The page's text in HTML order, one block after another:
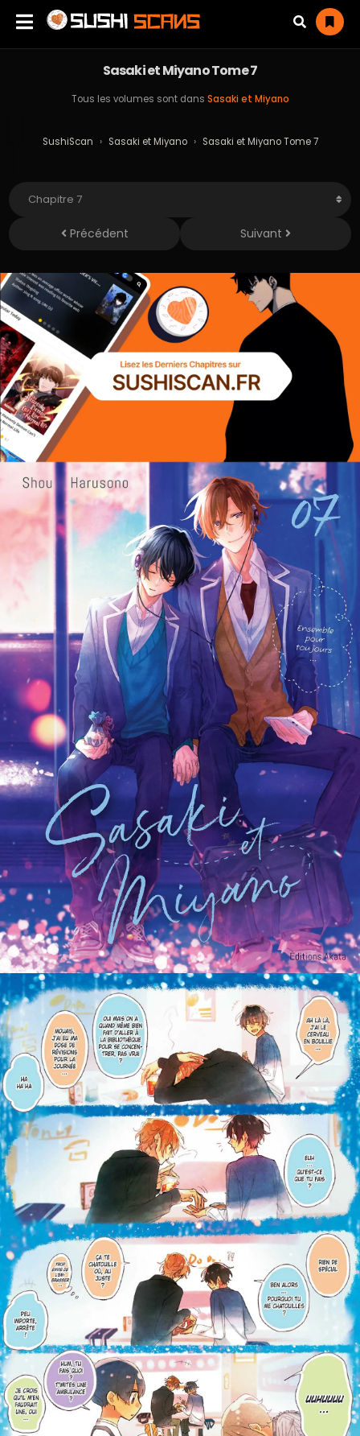
Sasaki et Miyano Tome 7
Tous les volumes sont dans Sasaki et Miyano
SushiScan › Sasaki et Miyano › Sasaki et Miyano Tome 7
Précédent Suivant